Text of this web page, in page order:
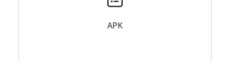
APK